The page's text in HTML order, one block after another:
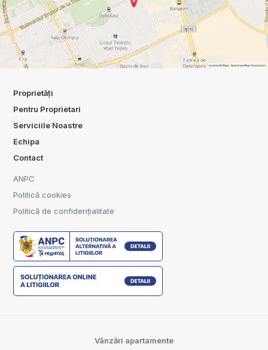
Proprietăți
Pentru Proprietari
Serviciile Noastre
Echipa
Contact
ANPC
Politică cookies
Politică de confidențialitate
Vânzări apartamente